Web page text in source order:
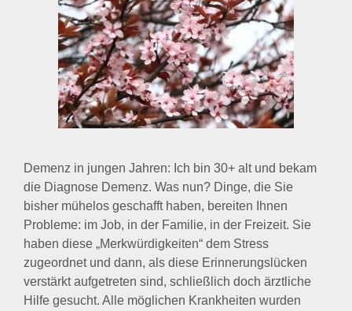
Demenz in jungen Jahren: Ich bin 30+ alt und bekam
die Diagnose Demenz. Was nun? Dinge, die Sie
bisher mühelos geschafft haben, bereiten Ihnen
Probleme: im Job, in der Familie, in der Freizeit. Sie
haben diese „Merkwürdigkeiten“ dem Stress
zugeordnet und dann, als diese Erinnerungslücken
verstärkt aufgetreten sind, schließlich doch ärztliche
Hilfe gesucht. Alle möglichen Krankheiten wurden